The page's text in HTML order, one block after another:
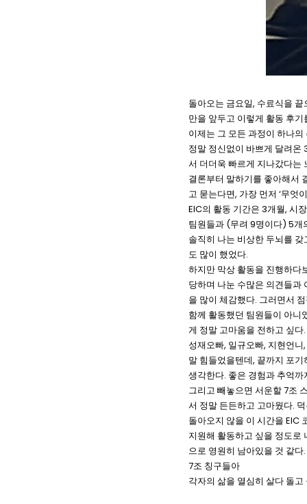
돌아오는 금요일, 수료식을
만을 앞두고 이렇게 활동 후
이제는 그 모든 과정이 하나
정말 정신없이 바쁘게 달려온
서 더더욱 빠르게 지나갔다는
결론부터 말하기를 좋아해서
고 묻는다면, 가장 먼저 ‘무엇
EIC의 활동 기간은 3개월, 시
팀원들과 (무려 9명이다) 5개
솔직히 나는 비상한 두뇌를
도 많이 했었다.
하지만 막상 활동을 진행하다
당하며 나눈 수많은 의견들과
을 많이 체감했다. 그러면서
함께 활동했던 팀원들이 아니
게 정말 고마움을 전하고 싶다.
성재오빠, 일규오빠, 지현언
말 힘들었을텐데, 끝까지 포
생각한다. 좋은 경험과 추억
그리고 빼놓으면 서운할 7조
서 정말 든든하고 고마웠다.
돌아오지 않을 이 시간을 EIC
지원해 활동하고 싶을 정도로
으로 영원히 남아있을 것 같다.
7조 칭구들아
각자의 삶을 열심히 살다 돌